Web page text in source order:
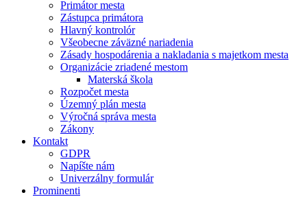
Primátor mesta
Zástupca primátora
Hlavný kontrolór
Všeobecne záväzné nariadenia
Zásady hospodárenia a nakladania s majetkom mesta
Organizácie zriadené mestom
Materská škola
Rozpočet mesta
Územný plán mesta
Výročná správa mesta
Zákony
Kontakt
GDPR
Napíšte nám
Univerzálny formulár
Prominenti